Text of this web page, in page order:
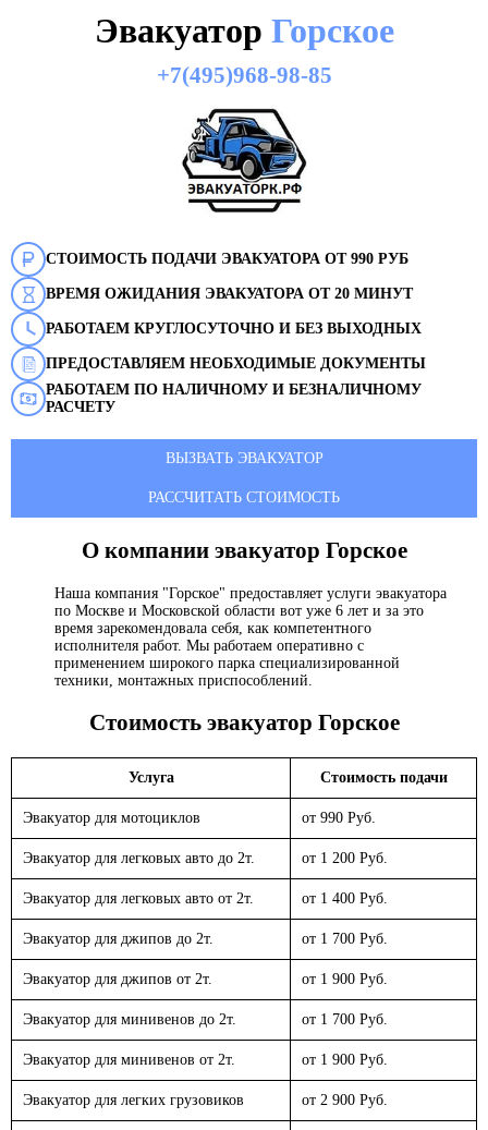
Эвакуатор Горское
+7(495)968-98-85
СТОИМОСТЬ ПОДАЧИ ЭВАКУАТОРА ОТ 990 РУБ
ВРЕМЯ ОЖИДАНИЯ ЭВАКУАТОРА ОТ 20 МИНУТ
РАБОТАЕМ КРУГЛОСУТОЧНО И БЕЗ ВЫХОДНЫХ
ПРЕДОСТАВЛЯЕМ НЕОБХОДИМЫЕ ДОКУМЕНТЫ
РАБОТАЕМ ПО НАЛИЧНОМУ И БЕЗНАЛИЧНОМУ
РАСЧЕТУ
ВЫЗВАТЬ ЭВАКУАТОР
РАССЧИТАТЬ СТОИМОСТЬ
О компании эвакуатор Горское
Наша компания "Горское" предоставляет услуги эвакуатора
по Москве и Московской области вот уже 6 лет и за это
время зарекомендовала себя, как компетентного
исполнителя работ. Мы работаем оперативно с
применением широкого парка специализированной
техники, монтажных приспособлений.
Стоимость эвакуатор Горское
Услуга Стоимость подачи
Эвакуатор для мотоциклов от 990 Руб.
Эвакуатор для легковых авто до 2т. от 1 200 Руб.
Эвакуатор для легковых авто от 2т. от 1 400 Руб.
Эвакуатор для джипов до 2т. от 1 700 Руб.
Эвакуатор для джипов от 2т. от 1 900 Руб.
Эвакуатор для минивенов до 2т. от 1 700 Руб.
Эвакуатор для минивенов от 2т. от 1 900 Руб.
Эвакуатор для легких грузовиков от 2 900 Руб.